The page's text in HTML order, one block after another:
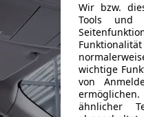
Wir bzw.
Tools und
wichtige
von
ähnlicher